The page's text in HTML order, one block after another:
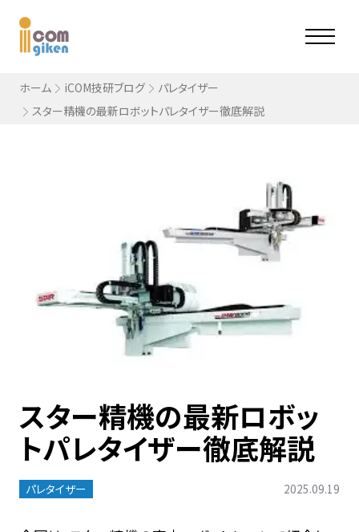
ホーム iCOM技研ブログ
パレタイザー
スター精機の最新ロボットパレタイザー徹底解説
スター精機の最新ロボッ
トパレタイザー徹底解説
パレタイザー 2025.09.19